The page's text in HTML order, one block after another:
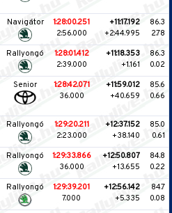
Navigátor
1:28:00.251
2:56.000
+11:17.192
+2:44.995
86.3
2.78
Rallyongó
1:28:01.412
2:39.000
+11:18.353
+1.161
86.3
0.02
Senior
1:28:42.071
36.000
+11:59.012
+40.659
85.6
0.66
Rallyongó
1:29:20.211
2:23.000
+12:37.152
+38.140
85.0
0.61
Rallyongó
1:29:33.866
36.000
+12:50.807
+13.655
84.8
0.22
Rallyongó
1:29:39.201
7.000
+12:56.142
+5.335
84.7
0.08